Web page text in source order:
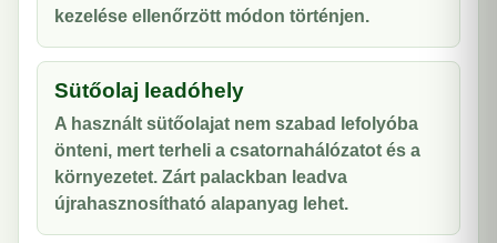
kezelése ellenőrzött módon történjen.
Sütőolaj leadóhely
A használt sütőolajat nem szabad lefolyóba
önteni, mert terheli a csatornahálózatot és a
környezetet. Zárt palackban leadva
újrahasznosítható alapanyag lehet.